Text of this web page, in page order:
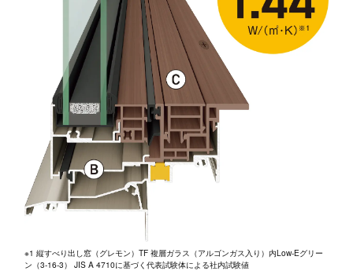
※1 縦すべり出し窓（グレモン）TF 複層ガラス（アルゴンガス入り）内Low-Eグリー
ン（3-16-3） JIS A 4710に基づく代表試験体による社内試験値